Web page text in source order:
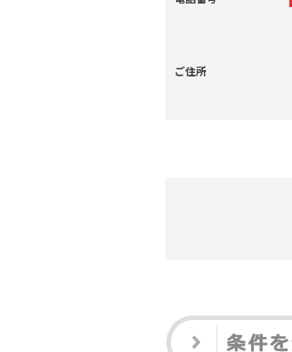
ご住所